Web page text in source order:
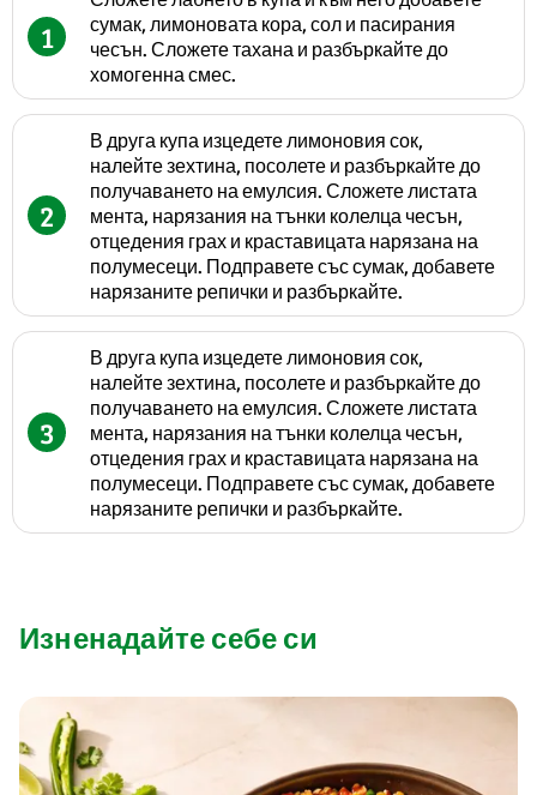
1
сумак, лимоновата кора, сол и пасирания
чесън. Сложете тахана и разбъркайте до
хомогенна смес.
2
В друга купа изцедете лимоновия сок,
налейте зехтина, посолете и разбъркайте до
получаването на емулсия. Сложете листата
мента, нарязания на тънки колелца чесън,
отцедения грах и краставицата нарязана на
полумесеци. Подправете със сумак, добавете
нарязаните репички и разбъркайте.
3
В друга купа изцедете лимоновия сок,
налейте зехтина, посолете и разбъркайте до
получаването на емулсия. Сложете листата
мента, нарязания на тънки колелца чесън,
отцедения грах и краставицата нарязана на
полумесеци. Подправете със сумак, добавете
нарязаните репички и разбъркайте.
Изненадайте себе си